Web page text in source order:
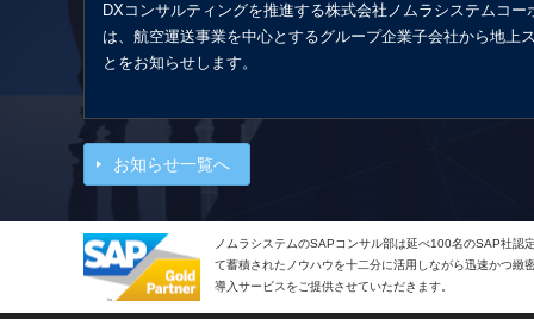
DXコンサルティングを推進する株式会社ノムラシステムコ
は、航空運送事業を中心とするグループ企業子会社から地上
とをお知らせします。
お知らせ一覧へ
ノムラシステムのSAPコンサル部は延べ100名のSAP社認
て蓄積されたノウハウを十二分に活用しながら迅速かつ緻
導入サービスをご提供させていただきます。